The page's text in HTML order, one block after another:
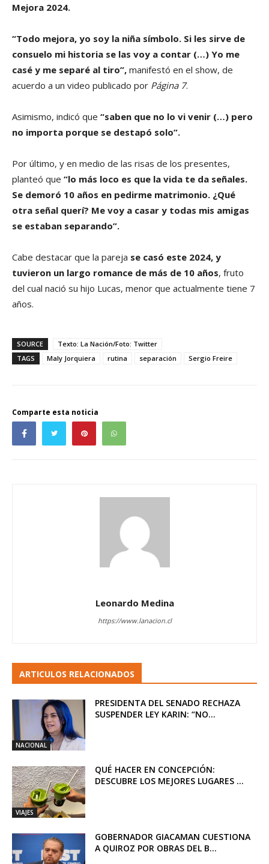
Mejora 2024.
“Todo mejora, yo soy la niña símbolo. Si les sirve de
consuelo mi historia se las voy a contar (…) Yo me
casé y me separé al tiro”, manifestó en el show, de
acuerdo a un video publicado por Página 7.
Asimismo, indicó que “saben que no lo vi venir (…) pero
no importa porque se destapó solo”.
Por último, y en medio de las risas de los presentes,
planteó que “lo más loco es que la vida te da señales.
Se demoró 10 años en pedirme matrimonio. ¿Qué
otra señal querí? Me voy a casar y todas mis amigas
se estaban separando”.
Cabe destacar que la pareja se casó este 2024, y
tuvieron un largo romance de más de 10 años, fruto
del cual nació su hijo Lucas, menor que actualmente tiene 7
años.
SOURCE
Texto: La Nación/Foto: Twitter
TAGS
Maly Jorquiera rutina separación Sergio Freire
Comparte esta noticia
Leonardo Medina
https://www.lanacion.cl
ARTICULOS RELACIONADOS
NACIONAL
PRESIDENTA DEL SENADO RECHAZA
SUSPENDER LEY KARIN: “NO...
VIAJES
QUÉ HACER EN CONCEPCIÓN:
DESCUBRE LOS MEJORES LUGARES ...
GOBERNADOR GIACAMAN CUESTIONA
A QUIROZ POR OBRAS DEL B...